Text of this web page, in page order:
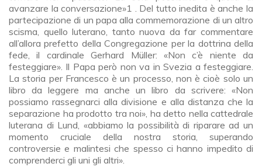
avanzare la conversazione»1 . Del tutto inedita è anche la
partecipazione di un papa alla commemorazione di un altro
scisma, quello luterano, tanto nuova da far commentare
all’allora prefetto della Congregazione per la dottrina della
fede, il cardinale Gerhard Müller: «Non c’è niente da
festeggiare». Il Papa però non va in Svezia a festeggiare.
La storia per Francesco è un processo, non è cioè solo un
libro da leggere ma anche un libro da scrivere: «Non
possiamo rassegnarci alla divisione e alla distanza che la
separazione ha prodotto tra noi», ha detto nella cattedrale
luterana di Lund, «abbiamo la possibilità di riparare ad un
momento cruciale della nostra storia, superando
controversie e malintesi che spesso ci hanno impedito di
comprenderci gli uni gli altri».